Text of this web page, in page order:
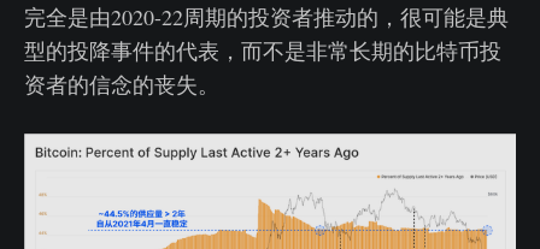
完全是由2020-22周期的投资者推动的，很可能是典
型的投降事件的代表，而不是非常长期的比特币投
资者的信念的丧失。